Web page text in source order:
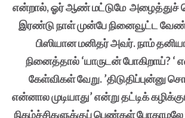
என்றால், ஓர் ஆண் மட்டுமே அழைத்துச்
இரண்டு நாள் முன்பே நினைவூட்ட
பிஸியான மனிதர் அவர். நாம்
நினைத்தால் ‘யாருடன் போகிறாய்? ‘
கேள்விகள் வேறு. ’திடுதிப்புன்னு
என்னால முடியாது’ என்று தட்டிக்
நிகழ்ச்சிகளுக்குப் பெண்கள் போகாமலே